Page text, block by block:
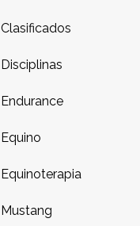
Clasificados
Disciplinas
Endurance
Equino
Equinoterapia
Mustang